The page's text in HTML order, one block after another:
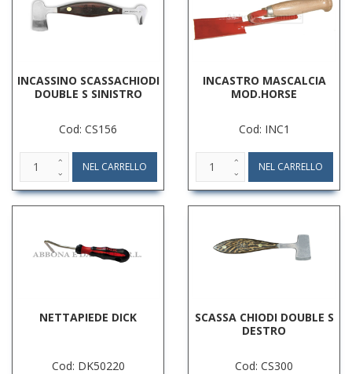
INCASSINO SCASSACHIODI
DOUBLE S SINISTRO
Cod: CS156
INCASTRO MASCALCIA
MOD.HORSE
Cod: INC1
NETTAPIEDE DICK
Cod: DK50220
SCASSA CHIODI DOUBLE S
DESTRO
Cod: CS300